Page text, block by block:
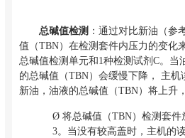
总碱值检测 ：通过对比新油（参
值（TBN）在检测套件内压力的变化
总碱值检测单元和1种检测试剂C。当
的总碱值（TBN）会缓慢下降， 主机
新油，油液的总碱值（TBN）将上升
Ø 将总碱值（TBN）检测套
3。当没有较高盖时，主机的